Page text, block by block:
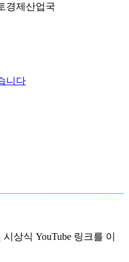
경제산업국
니다
상식 YouTube 링크를 이